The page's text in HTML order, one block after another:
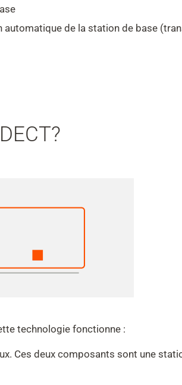
automatique de la station de base
technologie fonctionne :
Ces deux composants sont une